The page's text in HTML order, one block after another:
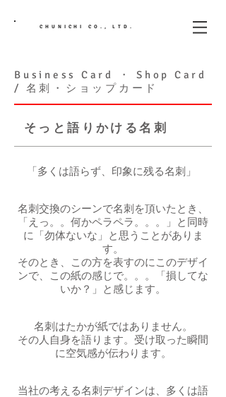
CHUNICHI CO., LTD.
そっと語りかける名刺
Business Card ・ Shop Card
/ 名刺・ショップカード
「多くは語らず、印象に残る名刺」
名刺交換のシーンで名刺を頂いたとき、
「えっ。。何かペラペラ。。。」と同時
に「勿体ないな」と思うことがありま
す。
そのとき、この方を表すのにこのデザイ
ンで、この紙の感じで。。。「損してな
いか？」と感じます。
名刺はたかが紙ではありません。
その人自身を語ります。受け取った瞬間
に空気感が伝わります。
当社の考える名刺デザインは、多くは語